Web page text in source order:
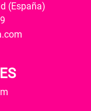
(España)